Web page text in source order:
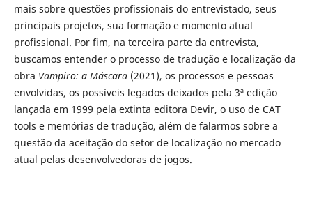
mais sobre questões profissionais do entrevistado, seus
principais projetos, sua formação e momento atual
profissional. Por fim, na terceira parte da entrevista,
buscamos entender o processo de tradução e localização da
obra Vampiro: a Máscara(2021), os processos e pessoas
envolvidas, os possíveis legados deixados pela 3ª edição
lançada em 1999 pela extinta editora Devir, o uso de CAT
tools e memórias de tradução, além de falarmos sobre a
questão da aceitação do setor de localização no mercado
atual pelas desenvolvedoras de jogos.